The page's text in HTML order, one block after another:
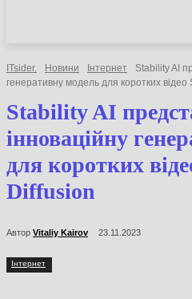
ITsider. Новини Інтернет
Stability AI
генеративну модель для коротких
Stability AI
інноваційну
для коротких
Diffusion
Автор Vitaliy Kairov 23.11.2023
Інтернет